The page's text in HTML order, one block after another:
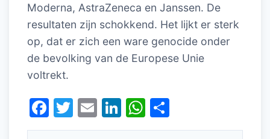
Moderna, AstraZeneca en Janssen. De
resultaten zijn schokkend. Het lijkt er sterk
op, dat er zich een ware genocide onder
de bevolking van de Europese Unie
voltrekt.
F
a
T
w
E
m
Li
n
W
h el